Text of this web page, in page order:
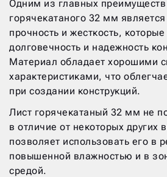
Одним из главных преимуществ
горячекатаного 32 мм
прочность и жесткость,
долговечность и надежность
Материал обладает хорошими
характеристиками, что
при создании конструкций.
Лист горячекатаный 32 мм не
в отличие от некоторых других
позволяет использовать его в
повышенной влажностью и в
средой.